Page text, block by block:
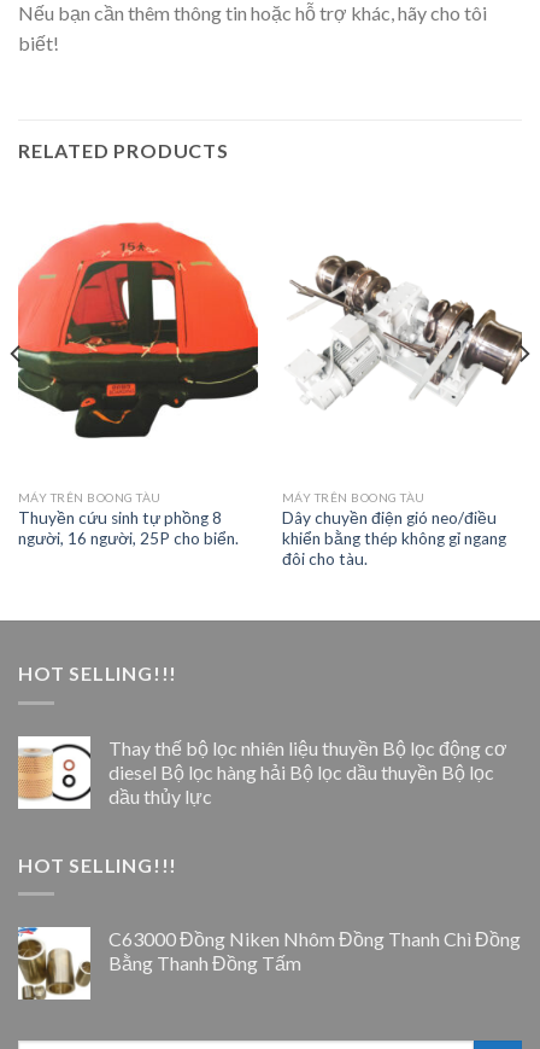
Nếu bạn cần thêm thông tin hoặc hỗ trợ khác, hãy cho tôi
biết!
RELATED PRODUCTS
MÁY TRÊN BOONG TÀU
Thuyền cứu sinh tự phồng 8
người, 16 người, 25P cho biển.
MÁY TRÊN BOONG TÀU
Dây chuyền điện gió neo/điều
khiển bằng thép không gỉ ngang
đôi cho tàu.
HOT SELLING!!!
Thay thế bộ lọc nhiên liệu thuyền Bộ lọc động cơ
diesel Bộ lọc hàng hải Bộ lọc dầu thuyền Bộ lọc
dầu thủy lực
HOT SELLING!!!
C63000 Đồng Niken Nhôm Đồng Thanh Chì Đồng
Bằng Thanh Đồng Tấm